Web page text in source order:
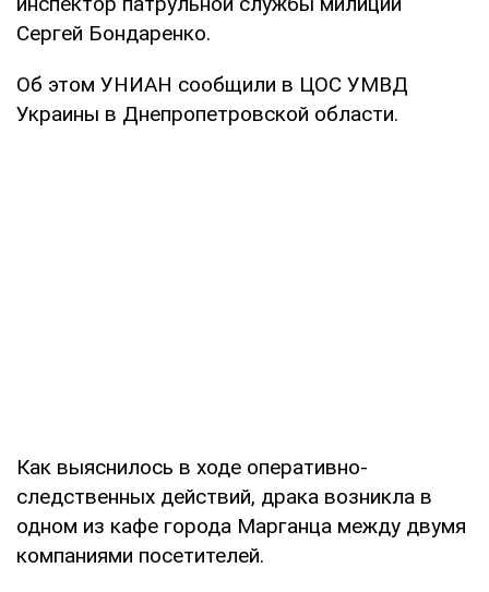
Сергей Бондаренко.
Об этом УНИАН сообщили в ЦОС УМВД
Украины в Днепропетровской области.
Как выяснилось в ходе оперативно-
следственных действий, драка возникла в
одном из кафе города Марганца между двумя
компаниями посетителей.